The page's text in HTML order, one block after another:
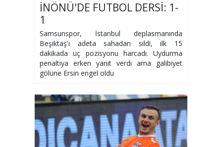
İNÖNÜ'DE FUTBOL DERSİ: 1-
1
Samsunspor, İstanbul deplasmanında
Beşiktaş'ı adeta sahadan sildi, ilk 15
dakikada üç pozisyonu harcadı. Uydurma
penaltıya erken yanıt verdi ama galibiyet
gölüne Ersin engel oldu